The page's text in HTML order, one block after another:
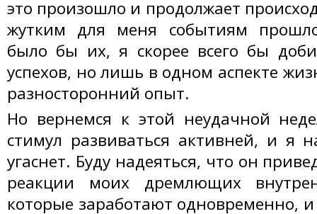
это произошло и продолжает
жутким для меня событиям
было бы их, я скорее всего бы
успехов, но лишь в одном аспекте
разносторонний опыт.
Но вернемся к этой неудачной
стимул развиваться активней, и я
угаснет. Буду надеяться, что он
реакции моих дремлющих
которые заработают одновременно,